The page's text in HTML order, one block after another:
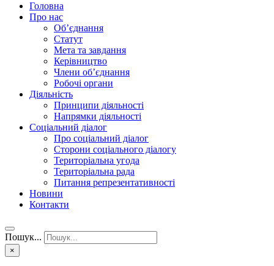
Головна
Про нас
Об’єднання
Статут
Мета та завдання
Керівництво
Члени об’єднання
Робочі органи
Діяльність
Принципи діяльності
Напрямки діяльності
Соціальний діалог
Про соціальний діалог
Сторони соціального діалогу
Територіальна угода
Територіальна рада
Питання репрезентативності
Новини
Контакти
Пошук...
×